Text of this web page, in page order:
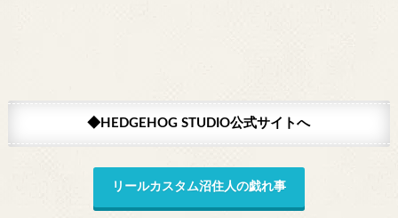
◆HEDGEHOG STUDIO公式サイトへ
リールカスタム沼住人の戯れ事